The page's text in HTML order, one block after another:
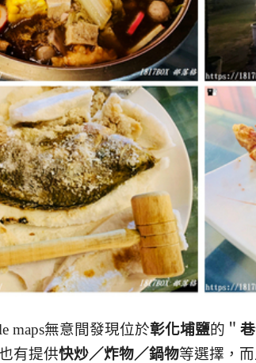
maps無意間發現位於彰化埔鹽的＂
有提供快炒／炸物／鍋物等選擇，